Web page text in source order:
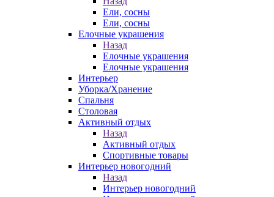
Ели, сосны
Ели, сосны
Елочные украшения
Назад
Елочные украшения
Елочные украшения
Интерьер
Уборка/Хранение
Спальня
Столовая
Активный отдых
Назад
Активный отдых
Спортивные товары
Интерьер новогодний
Назад
Интерьер новогодний